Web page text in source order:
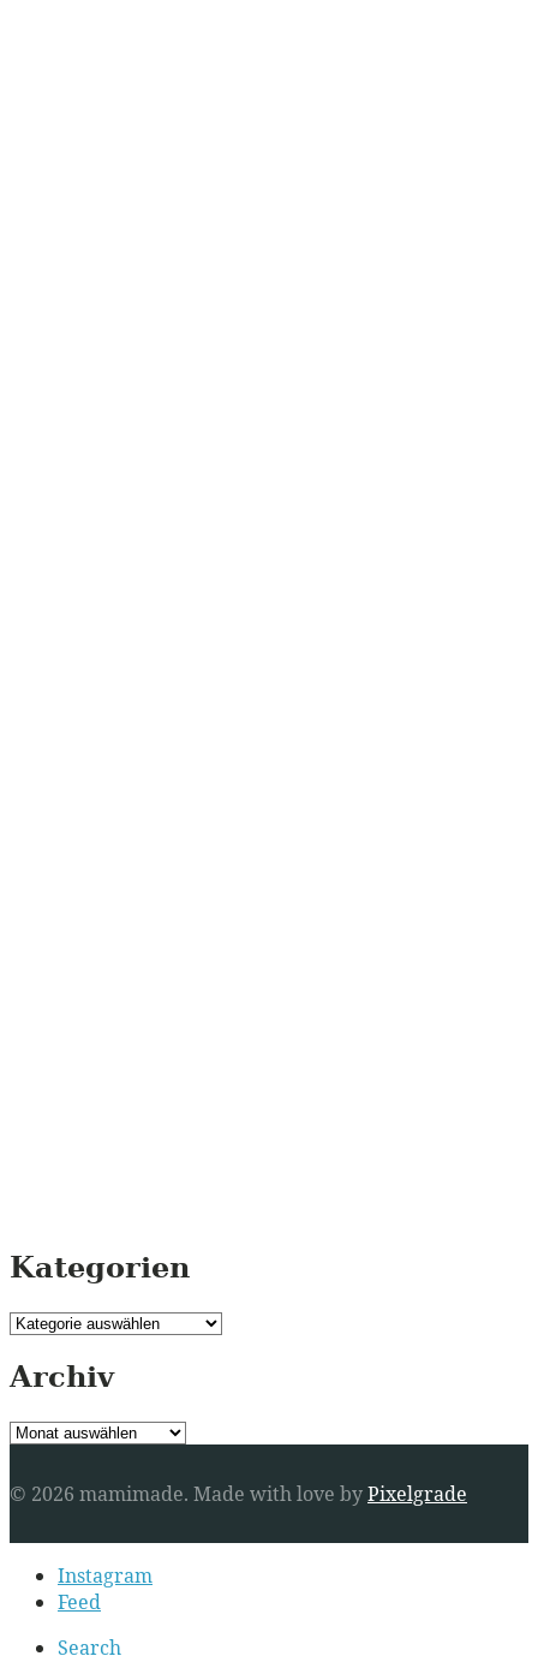
Kategorien
Kategorien
Archiv
Archiv
© 2026 mamimade. Made with love byPixelgrade
Secondary
navigationInstagram
Feed
Search